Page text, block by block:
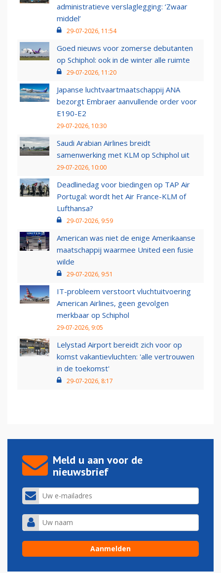
administratieve verslaglegging: ‘Zwaar
middel’
29-07-2026, 11:54
Goed nieuws voor zomerse debutanten
op Schiphol: ook in de winter alle ruimte
29-07-2026, 11:20
Japanse luchtvaartmaatschappij ANA
bezorgt Embraer aanvullende order voor
E190-E2
29-07-2026, 10:30
Saudi Arabian Airlines breidt
samenwerking met KLM op Schiphol uit
29-07-2026, 10:00
Deadlinedag voor biedingen op TAP Air
Portugal: wordt het Air France-KLM of
Lufthansa?
29-07-2026, 9:59
American was niet de enige Amerikaanse
maatschappij waarmee United een fusie
wilde
29-07-2026, 9:51
IT-probleem verstoort vluchtuitvoering
American Airlines, geen gevolgen
merkbaar op Schiphol
29-07-2026, 9:05
Lelystad Airport bereidt zich voor op
komst vakantievluchten: 'alle vertrouwen
in de toekomst'
29-07-2026, 8:17
Meld u aan voor de
nieuwsbrief